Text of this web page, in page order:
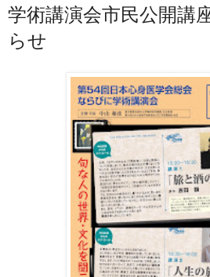
学術講演会市民公開講
らせ